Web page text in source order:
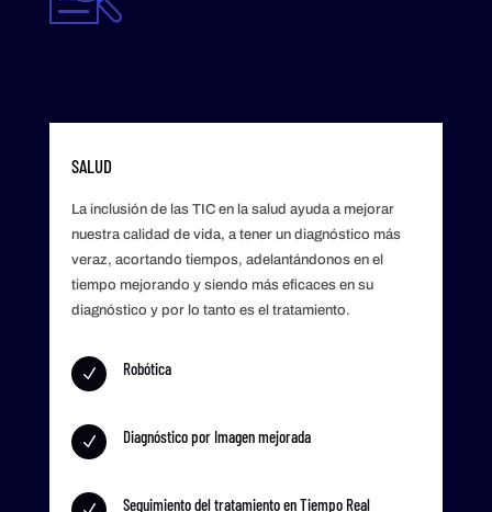
SALUD
La inclusión de las TIC en la salud ayuda a mejorar
nuestra calidad de vida, a tener un diagnóstico más
veraz, acortando tiempos, adelantándonos en el
tiempo mejorando y siendo más eficaces en su
diagnóstico y por lo tanto es el tratamiento.
N Robótica
N Diagnóstico por Imagen mejorada
Seguimiento del tratamiento en Tiempo Real